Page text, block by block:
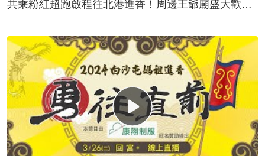
共乘粉紅超跑啟程往北港進香！周邊王爺廟盛大歡